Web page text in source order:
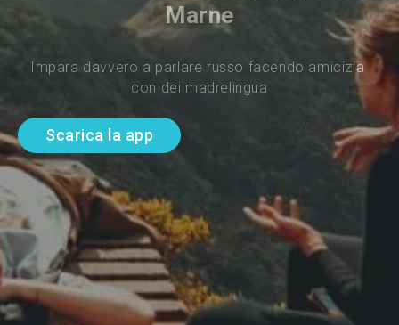
Marne
Impara davvero a parlare russo facendo amicizia
con dei madrelingua
Scarica la app